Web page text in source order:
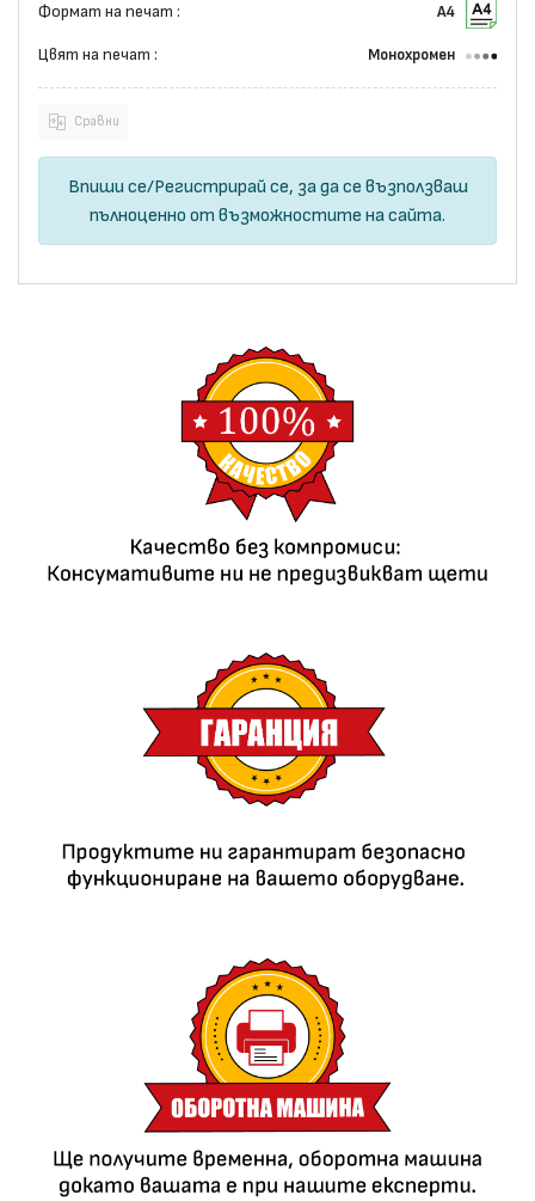
Формат на печат : А4
Цвят на печат : Монохромен
Сравни
Впиши се/Регистрирай се, за да се възползваш
пълноценно от възможностите на сайта.